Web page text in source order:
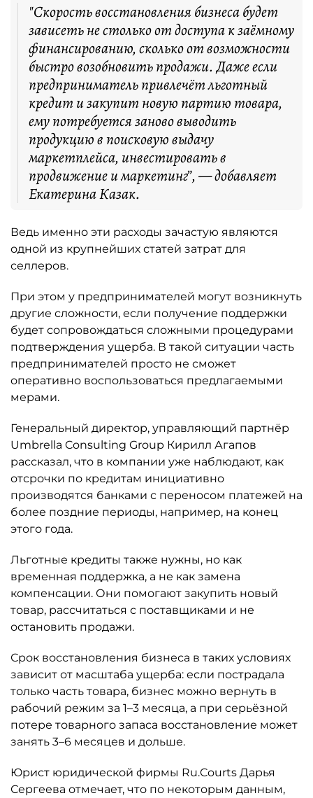
"Скорость восстановления бизнеса будет
зависеть не столько от доступа к заёмному
финансированию, сколько от возможности
быстро возобновить продажи. Даже если
предприниматель привлечёт льготный
кредит и закупит новую партию товара,
ему потребуется заново выводить
продукцию в поисковую выдачу
маркетплейса, инвестировать в
продвижение и маркетинг”, — добавляет
Екатерина Казак.
Ведь именно эти расходы зачастую являются
одной из крупнейших статей затрат для
селлеров.
При этом у предпринимателей могут возникнуть
другие сложности, если получение поддержки
будет сопровождаться сложными процедурами
подтверждения ущерба. В такой ситуации часть
предпринимателей просто не сможет
оперативно воспользоваться предлагаемыми
мерами.
Генеральный директор, управляющий партнёр
Umbrella Consulting Group Кирилл Агапов
рассказал, что в компании уже наблюдают, как
отсрочки по кредитам инициативно
производятся банками с переносом платежей на
более поздние периоды, например, на конец
этого года.
Льготные кредиты также нужны, но как
временная поддержка, а не как замена
компенсации. Они помогают закупить новый
товар, рассчитаться с поставщиками и не
остановить продажи.
Срок восстановления бизнеса в таких условиях
зависит от масштаба ущерба: если пострадала
только часть товара, бизнес можно вернуть в
рабочий режим за 1–3 месяца, а при серьёзной
потере товарного запаса восстановление может
занять 3–6 месяцев и дольше.
Юрист юридической фирмы Ru.Courts Дарья
Сергеева отмечает, что по некоторым данным,